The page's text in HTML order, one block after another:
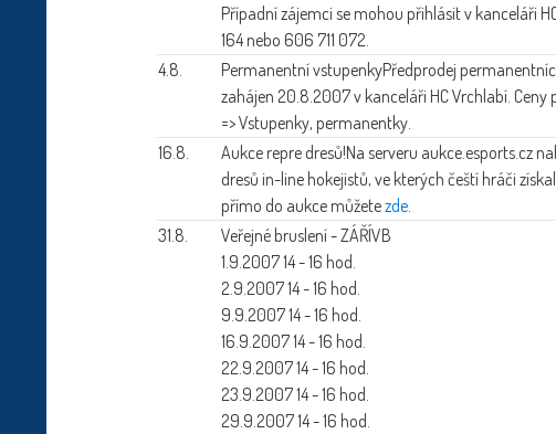
Případní zájemci se mohou přihlásit v kanceláři
164 nebo 606 711 072.
4.8.
Permanentní vstupenkyPředprodej
zahájen 20.8.2007 v kanceláři HC Vrchlabí.
=> Vstupenky, permanentky.
16.8.
Aukce repre dresů!Na serveru aukce.esports.cz
dresů in-line hokejistů, ve kterých čeští hráči
přímo do aukce můžetezde
31.8.
Veřejné bruslení - ZÁŘÍVB
1.9.2007 14 - 16 hod.
2.9.2007 14 - 16 hod.
9.9.2007 14 - 16 hod.
16.9.2007 14 - 16 hod.
22.9.2007 14 - 16 hod.
23.9.2007 14 - 16 hod.
29.9.2007 14 - 16 hod.